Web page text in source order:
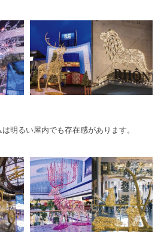
明るい屋内でも存在感があります。